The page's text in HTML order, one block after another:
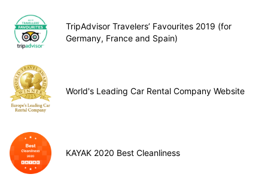
TripAdvisor Travelers’ Favourites 2019 (for
Germany, France and Spain)
World's Leading Car Rental Company Website
KAYAK 2020 Best Cleanliness